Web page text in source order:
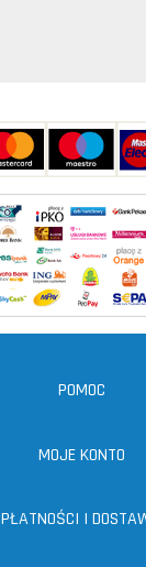
POMOC
MOJE KONTO
PŁATNOŚCI I